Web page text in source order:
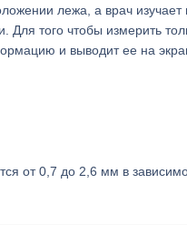
лежа, а врач изучает
Для того чтобы измерить
и выводит ее на
от 0,7 до 2,6 мм в